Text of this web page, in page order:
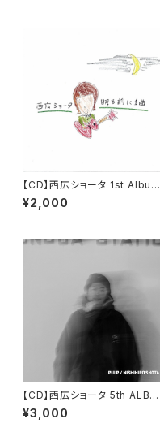
【CD】西広ショータ 1st Album
「眠る前に一曲」
¥2,000
【CD】西広ショータ 5th ALBU
M「PULP」
¥3,000